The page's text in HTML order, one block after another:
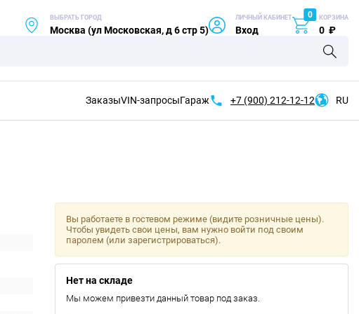
ВЫБРАТЬ ГОРОД
Москва (ул Московская, д 6 стр 5)
ЛИЧНЫЙ КАБИНЕТ
Вход
0 КОРЗИНА
0 ₽
ЗаказыVIN-запросыГараж +7 (900) 212-12-12 RU
Вы работаете в гостевом режиме (видите розничные цены).
Чтобы увидеть свои цены, вам нужно войти под своим
паролем (или зарегистрироваться).
Нет на складе
Мы можем привезти данный товар под заказ.